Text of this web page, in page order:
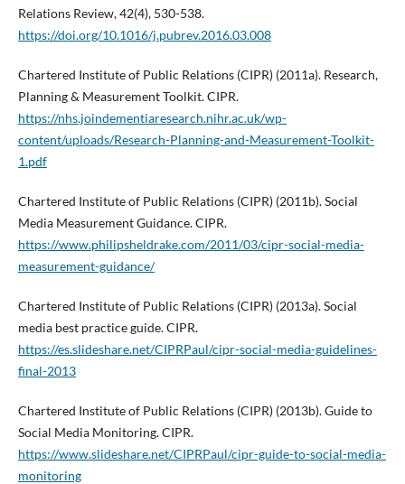
Relations Review, 42(4), 530-538.
https://doi.org/10.1016/j.pubrev.2016.03.008
Chartered Institute of Public Relations (CIPR) (2011a). Research,
Planning & Measurement Toolkit. CIPR.
https://nhs.joindementiaresearch.nihr.ac.uk/wp-
content/uploads/Research-Planning-and-Measurement-Toolkit-
1.pdf
Chartered Institute of Public Relations (CIPR) (2011b). Social
Media Measurement Guidance. CIPR.
https://www.philipsheldrake.com/2011/03/cipr-social-media-
measurement-guidance/
Chartered Institute of Public Relations (CIPR) (2013a). Social
media best practice guide. CIPR.
https://es.slideshare.net/CIPRPaul/cipr-social-media-guidelines-
final-2013
Chartered Institute of Public Relations (CIPR) (2013b). Guide to
Social Media Monitoring. CIPR.
https://www.slideshare.net/CIPRPaul/cipr-guide-to-social-media-
monitoring